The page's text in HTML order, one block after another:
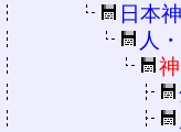
日本
人
神